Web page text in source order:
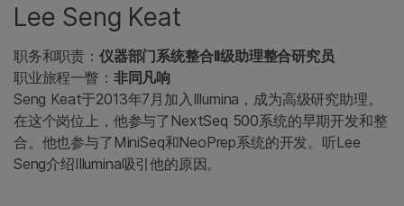
Lee Seng Keat
职务和职责： 仪器部门系统整合II级助理整合研究员
职业旅程一瞥： 非同凡响
Seng Keat于2013年7月加入Illumina，成为高级研究助理。
在这个岗位上，他参与了NextSeq 500系统的早期开发和整
合。他也参与了MiniSeq和NeoPrep系统的开发。听Lee
Seng介绍Illumina吸引他的原因。